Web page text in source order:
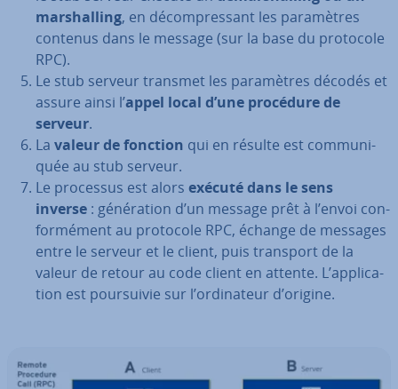
mar­shal­ling, en dé­com­pres­sant les pa­ra­mètres
contenus dans le message (sur la base du protocole
RPC).
Le stub serveur transmet les pa­ra­mètres décodés et
assure ainsi l’appel local d’une procédure de
serveur.
La valeur de fonction qui en résulte est com­mu­ni­
quée au stub serveur.
Le processus est alors exécuté dans le sens
inverse : gé­né­ra­tion d’un message prêt à l’envoi con­
for­mé­ment au protocole RPC, échange de messages
entre le serveur et le client, puis transport de la
valeur de retour au code client en attente. L’ap­pli­ca­
tion est pour­sui­vie sur l’or­di­na­teur d’origine.